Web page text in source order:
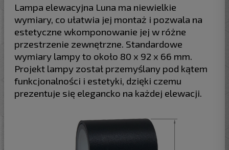
Lampa elewacyjna Luna ma niewielkie
wymiary, co ułatwia jej montaż i pozwala na
estetyczne wkomponowanie jej w różne
przestrzenie zewnętrzne. Standardowe
wymiary lampy to około 80 x 92 x 66 mm.
Projekt lampy został przemyślany pod kątem
funkcjonalności i estetyki, dzięki czemu
prezentuje się elegancko na każdej elewacji.